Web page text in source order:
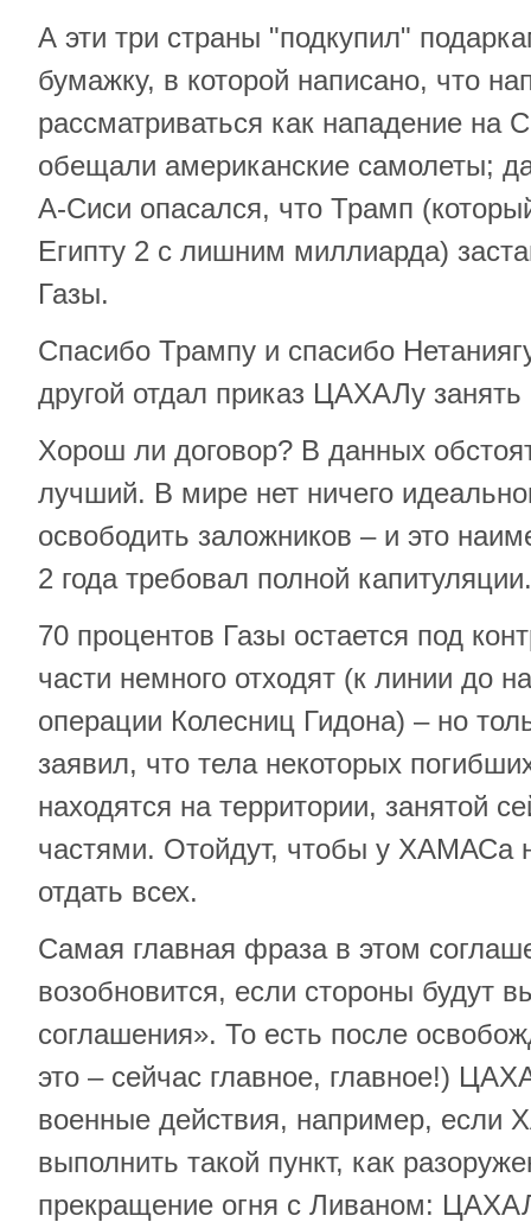
А эти три страны "подкупил"
бумажку, в которой написано, что
рассматриваться как нападение на
обещали американские самолеты;
А-Сиси опасался, что Трамп
Египту 2 с лишним миллиарда)
Газы.
Спасибо Трампу и спасибо
другой отдал приказ ЦАХАЛу занять
Хорош ли договор? В данных
лучший. В мире нет ничего
освободить заложников – и это
2 года требовал полной капитуляции.
70 процентов Газы остается под
части немного отходят (к линии до
операции Колесниц Гидона) – но
заявил, что тела некоторых
находятся на территории, занятой
частями. Отойдут, чтобы у ХАМАСа
отдать всех.
Самая главная фраза в этом
возобновится, если стороны будут
соглашения». То есть после
это – сейчас главное, главное!)
военные действия, например, если
выполнить такой пункт, как
прекращение огня с Ливаном: